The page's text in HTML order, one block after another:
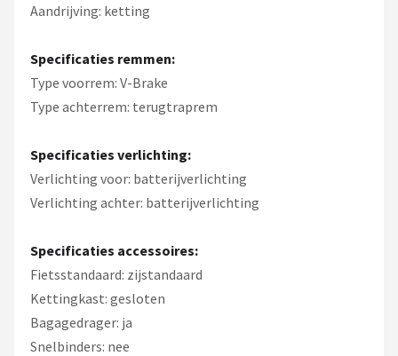
Aandrijving: ketting
Specificaties remmen:
Type voorrem: V-Brake
Type achterrem: terugtraprem
Specificaties verlichting:
Verlichting voor: batterijverlichting
Verlichting achter: batterijverlichting
Specificaties accessoires:
Fietsstandaard: zijstandaard
Kettingkast: gesloten
Bagagedrager: ja
Snelbinders: nee